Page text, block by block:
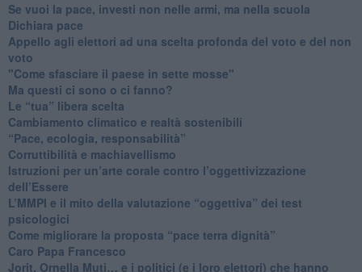
​Se vuoi la pace, investi non nelle armi, ma nella scuola
​Dichiara pace
​Appello agli elettori ad una scelta profonda del voto e del non
voto
"Come sfasciare il paese in sette mosse"
​Ma questi ci sono o ci fanno?
​Le “tua” libera scelta
Cambiamento climatico e realtà sostenibili
“Pace, ecologia, responsabilità”
​Corruttibilità e machiavellismo
Istruzioni per un’arte corale contro l’oggettivizzazione
dell’Essere
​L’MMPI e il mito della valutazione “oggettiva” dei test
psicologici
Come migliorare la proposta “pace terra dignità”
Caro Papa Francesco
​Jorit, Ornella Muti… e i politici (e i loro elettori) che hanno